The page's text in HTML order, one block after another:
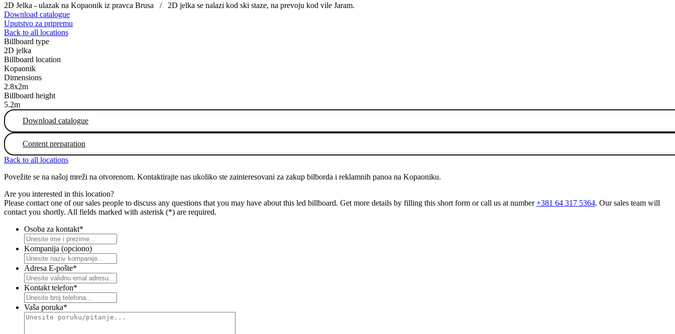
2D Jelka - ulazak na Kopaonik iz pravca Brusa / 2D jelka se nalazi kod ski staze, na prevoju kod vile Jaram.
Download catalogue
Uputstvo za pripremu
Back to all locations
Billboard type
2D jelka
Billboard location
Kopaonik
Dimensions
2.8x2m
Billboard height
5.2m
Download catalogue
Content preparation
Back to all locations
Povežite se na našoj mreži na otvorenom. Kontaktirajte nas ukoliko ste zainteresovani za zakup bilborda i reklamnih panoa na Kopaoniku.
Are you interested in this location?
Please contact one of our sales people to discuss any questions that you may have about this led billboard. Get more details by filling this short form or call us at number+381 64 317 5364. Our sales team will
contact you shortly. All fields marked with asterisk (*) are required.
Osoba za kontakt*
Kompanija (opciono)
Adresa E-pošte*
Kontakt telefon*
Vaša poruka*